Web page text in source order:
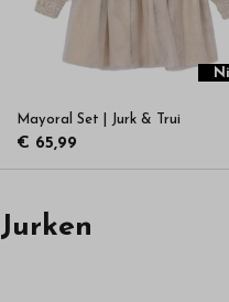
Mayoral Set | Jurk & Trui
€ 65,99
Jurken